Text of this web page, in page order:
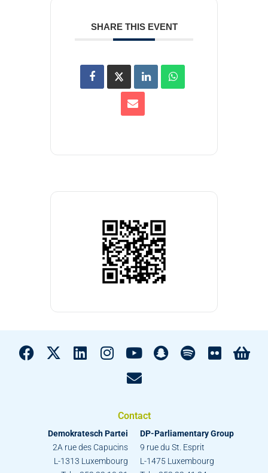
SHARE THIS EVENT
Contact
Demokratesch Partei
2A rue des Capucins
L-1313 Luxembourg
DP-Parliamentary Group
9 rue du St. Esprit
L-1475 Luxembourg